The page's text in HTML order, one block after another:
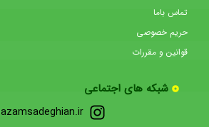
تماس باما
حریم خصوصی
قوانین و مقررات
شبکه های اجتماعی
azamsadeghian.ir@